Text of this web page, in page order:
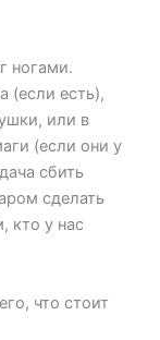
ногами.
(если есть),
или в
(если они у
сбить
сделать
кто у нас
что стоит